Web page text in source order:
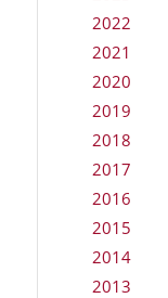
2022
2021
2020
2019
2018
2017
2016
2015
2014
2013